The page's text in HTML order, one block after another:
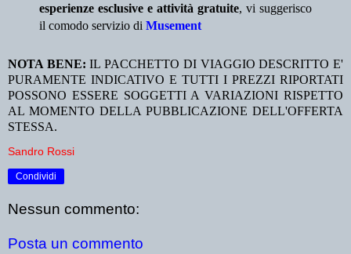
esperienze esclusive e attività gratuite, vi suggerisco
il comodo servizio di Musement
NOTA BENE:IL PACCHETTO DI VIAGGIO DESCRITTO E'
PURAMENTE INDICATIVO E TUTTI I PREZZI RIPORTATI
POSSONO ESSERE SOGGETTI A VARIAZIONI RISPETTO
AL MOMENTO DELLA PUBBLICAZIONE DELL'OFFERTA
STESSA.
Sandro Rossi
Condividi
Nessun commento:
Posta un commento